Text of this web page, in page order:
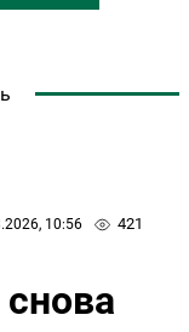
10:56 421